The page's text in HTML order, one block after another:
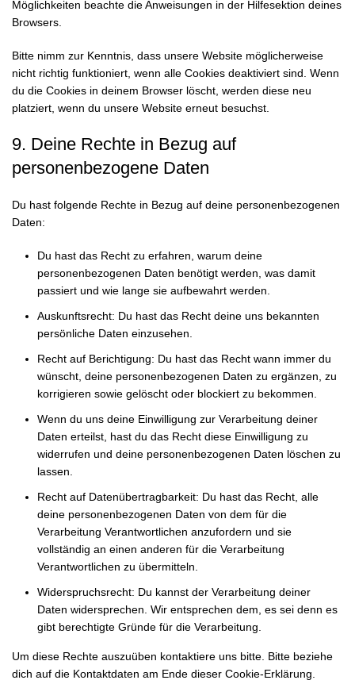
Möglichkeiten beachte die Anweisungen in der Hilfesektion deines
Browsers.
Bitte nimm zur Kenntnis, dass unsere Website möglicherweise
nicht richtig funktioniert, wenn alle Cookies deaktiviert sind. Wenn
du die Cookies in deinem Browser löscht, werden diese neu
platziert, wenn du unsere Website erneut besuchst.
9. Deine Rechte in Bezug auf
personenbezogene Daten
Du hast folgende Rechte in Bezug auf deine personenbezogenen
Daten:
Du hast das Recht zu erfahren, warum deine
personenbezogenen Daten benötigt werden, was damit
passiert und wie lange sie aufbewahrt werden.
Auskunftsrecht: Du hast das Recht deine uns bekannten
persönliche Daten einzusehen.
Recht auf Berichtigung: Du hast das Recht wann immer du
wünscht, deine personenbezogenen Daten zu ergänzen, zu
korrigieren sowie gelöscht oder blockiert zu bekommen.
Wenn du uns deine Einwilligung zur Verarbeitung deiner
Daten erteilst, hast du das Recht diese Einwilligung zu
widerrufen und deine personenbezogenen Daten löschen zu
lassen.
Recht auf Datenübertragbarkeit: Du hast das Recht, alle
deine personenbezogenen Daten von dem für die
Verarbeitung Verantwortlichen anzufordern und sie
vollständig an einen anderen für die Verarbeitung
Verantwortlichen zu übermitteln.
Widerspruchsrecht: Du kannst der Verarbeitung deiner
Daten widersprechen. Wir entsprechen dem, es sei denn es
gibt berechtigte Gründe für die Verarbeitung.
Um diese Rechte auszuüben kontaktiere uns bitte. Bitte beziehe
dich auf die Kontaktdaten am Ende dieser Cookie-Erklärung.